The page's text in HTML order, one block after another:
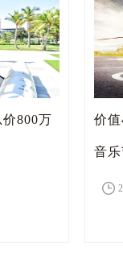
800万 价
音